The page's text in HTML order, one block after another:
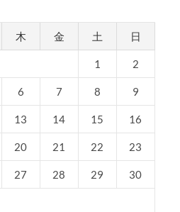
木 金 土 日
1 2
6 7 8 9
13 14 15 16
20 21 22 23
27 28 29 30